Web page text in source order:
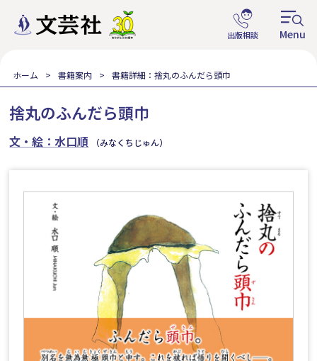
ホーム 書籍案内 書籍詳細：捨丸のふんだら頭巾
捨丸のふんだら頭巾
文・絵：水口順 （みなくちじゅん）